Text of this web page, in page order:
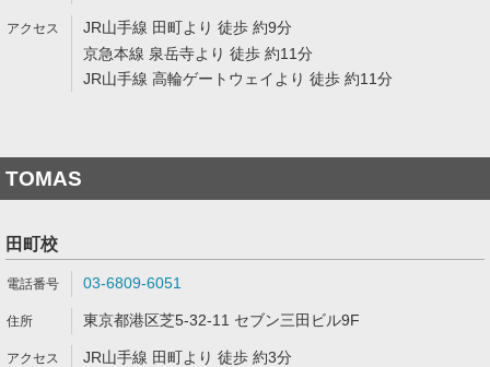
JR山手線 田町より 徒歩 約9分
京急本線 泉岳寺より 徒歩 約11分
JR山手線 高輪ゲートウェイより 徒歩 約11分
TOMAS
田町校
03-6809-6051
東京都港区芝5-32-11 セブン三田ビル9F
JR山手線 田町より 徒歩 約3分